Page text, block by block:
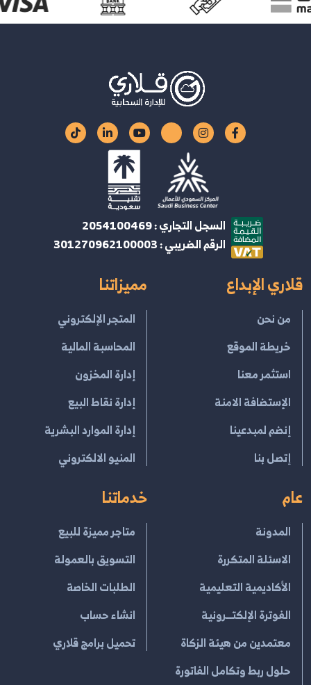
السجل التجاري : 2054100469
الرقم الضريبي : 301270962100003
قلاري الإبداع
من نحن
خريطة الموقع
استثمر معنا
الإستضافة الامنة
إنضم لمبدعينا
إتصل بنا
مميزاتنا
المتجر الإلكتروني
المحاسبة المالية
إدارة المخزون
إدارة نقاط البيع
إدارة الموارد البشرية
المنيو الالكتروني
عام
المدونة
الاسئلة المتكررة
الأكاديمية التعليمية
الفوترة الإلكتــرونية
معتمدين من هيئة الزكاة
حلول ربط وتكامل الفاتورة
خدماتنا
متاجر مميزة للبيع
التسويق بالعمولة
الطلبات الخاصة
انشاء حساب
تحميل برامج قلاري